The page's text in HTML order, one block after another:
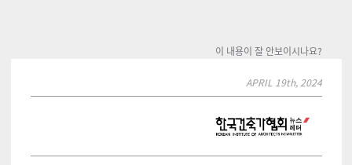
이 내용이 잘 안보이시나요?
APRIL 19th, 2024